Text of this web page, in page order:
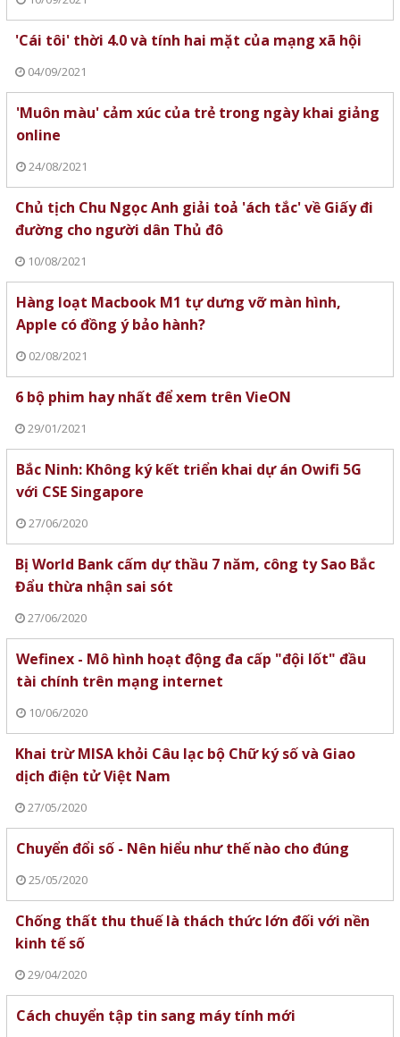
'Cái tôi' thời 4.0 và tính hai mặt của mạng xã hội
04/09/2021
'Muôn màu' cảm xúc của trẻ trong ngày khai giảng
online
24/08/2021
Chủ tịch Chu Ngọc Anh giải toả 'ách tắc' về Giấy đi
đường cho người dân Thủ đô
10/08/2021
Hàng loạt Macbook M1 tự dưng vỡ màn hình,
Apple có đồng ý bảo hành?
02/08/2021
6 bộ phim hay nhất để xem trên VieON
29/01/2021
Bắc Ninh: Không ký kết triển khai dự án Owifi 5G
với CSE Singapore
27/06/2020
Bị World Bank cấm dự thầu 7 năm, công ty Sao Bắc
Đẩu thừa nhận sai sót
27/06/2020
Wefinex - Mô hình hoạt động đa cấp "đội lốt" đầu
tài chính trên mạng internet
10/06/2020
Khai trừ MISA khỏi Câu lạc bộ Chữ ký số và Giao
dịch điện tử Việt Nam
27/05/2020
Chuyển đổi số - Nên hiểu như thế nào cho đúng
25/05/2020
Chống thất thu thuế là thách thức lớn đối với nền
kinh tế số
29/04/2020
Cách chuyển tập tin sang máy tính mới